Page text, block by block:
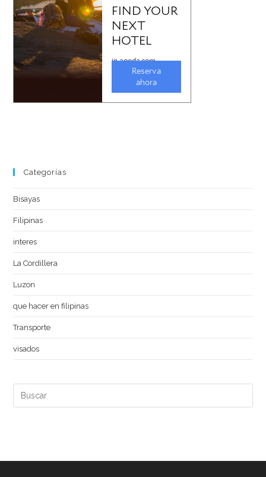
Categorías
Bisayas
Filipinas
interes
La Cordillera
Luzon
que hacer en filipinas
Transporte
visados